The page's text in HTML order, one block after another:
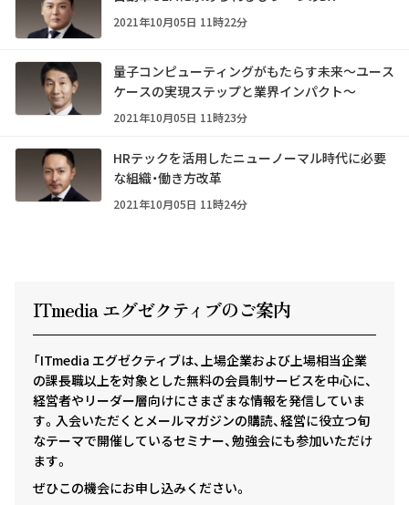
2021年10月05日 11時22分
量子コンピューティングがもたらす未来～ユース
ケースの実現ステップと業界インパクト～
2021年10月05日 11時23分
HRテックを活用したニューノーマル時代に必要
な組織・働き方改革
2021年10月05日 11時24分
ITmedia エグゼクティ ブのご案内
「ITmedia エグゼクティブは、上場企業および上場相当企業
の課長職以上を対象とした無料の会員制サービスを中心に、
経営者やリーダー層向けにさまざまな情報を発信していま
す。入会いただくとメールマガジンの購読、経営に役立つ旬
なテーマで開催しているセミナー、勉強会にも参加いただけ
ます。
ぜひこの機会にお申し込みください。